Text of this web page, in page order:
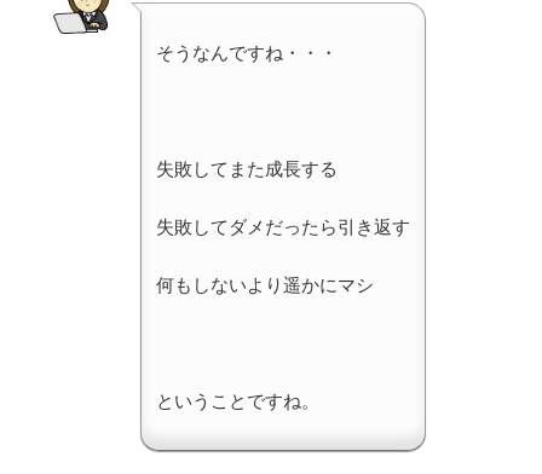
そうなんですね・・・
失敗してまた成長する
失敗してダメだったら引き返す
何もしないより遥かにマシ
ということですね。